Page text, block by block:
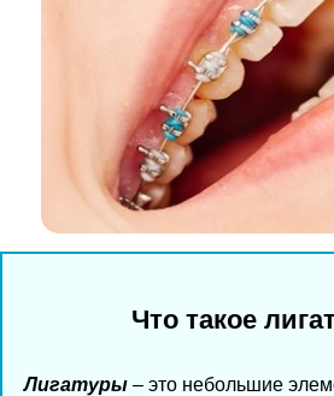
Что такое
Лигатуры – это небольшие